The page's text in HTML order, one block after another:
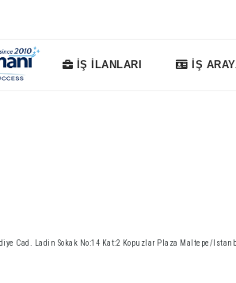
İŞ İLANLARI İŞ
Cad. Ladin Sokak No:14 Kat:2 Kopuzlar Plaza Maltepe/